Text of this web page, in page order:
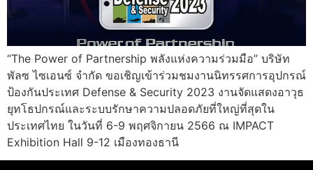
“The Power of Partnership พลังแห่งความร่วมมือ” บริษัท
พัลซ ไซเอนซ์ จำกัด ขอเชิญเข้าร่วมชมงานนิทรรศการอุปกรณ์
ป้องกันประเทศ Defense & Security 2023 งานจัดแสดงอาวุธ
ยุทโธปกรณ์และระบบรักษาความปลอดภัยที่ใหญ่ที่สุดใน
ประเทศไทย ในวันที่ 6-9 พฤศจิกายน 2566 ณ IMPACT
Exhibition Hall 9-12 เมืองทองธานี